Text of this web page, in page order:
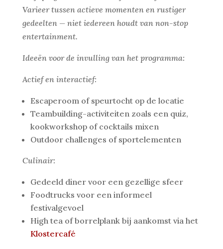
Varieer tussen actieve momenten en rustiger
gedeelten — niet iedereen houdt van non-stop
entertainment.
Ideeën voor de invulling van het programma:
Actief en interactief:
Escaperoom of speurtocht op de locatie
Teambuilding-activiteiten zoals een quiz,
kookworkshop of cocktails mixen
Outdoor challenges of sportelementen
Culinair:
Gedeeld diner voor een gezellige sfeer
Foodtrucks voor een informeel
festivalgevoel
High tea of borrelplank bij aankomst via het
Klostercafé